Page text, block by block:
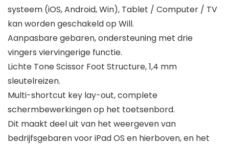
systeem (iOS, Android, Win), Tablet / Computer / TV
kan worden geschakeld op Will.
Aanpasbare gebaren, ondersteuning met drie
vingers viervingerige functie.
Lichte Tone Scissor Foot Structure, 1,4 mm
sleutelreizen.
Multi-shortcut key lay-out, complete
schermbewerkingen op het toetsenbord.
Dit maakt deel uit van het weergeven van
bedrijfsgebaren voor iPad OS en hierboven, en het